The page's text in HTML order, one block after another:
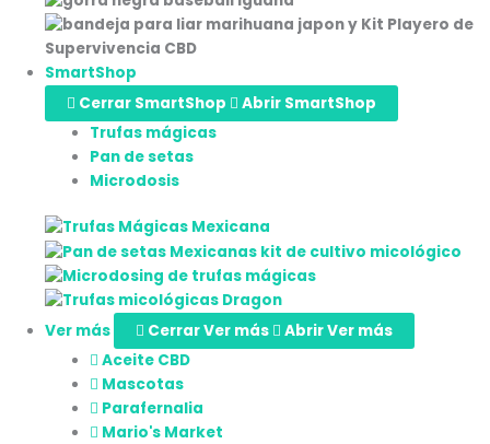
SmartShop
Cerrar SmartShop
Abrir SmartShop
Trufas mágicas
Pan de setas
Microdosis
Ver más Cerrar Ver más
Abrir Ver más
Aceite CBD
Mascotas
Parafernalia
Mario's Market